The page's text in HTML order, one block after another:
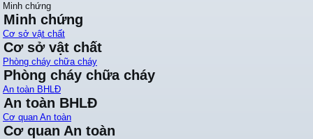
Minh chứng
Minh chứng
Cơ sở vật chất
Cơ sở vật chất
Phòng cháy chữa cháy
Phòng cháy chữa cháy
An toàn BHLĐ
An toàn BHLĐ
Cơ quan An toàn
Cơ quan An toàn